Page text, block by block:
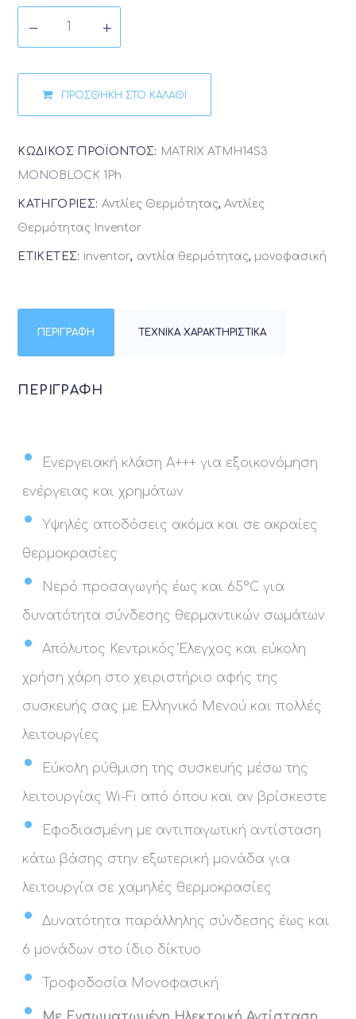
ΠΡΟΣΘΉΚΗ ΣΤΟ ΚΑΛΆΘΙ
ΚΩΔΙΚΌΣ ΠΡΟΪΌΝΤΟΣ: MATRIX ATMH14S3
MONOBLOCK 1Ph
ΚΑΤΗΓΟΡΊΕΣ: Αντλίες Θερμότητας,Αντλίες
Θερμότητας Inventor
ΕΤΙΚΈΤΕΣ: inventor, αντλία θερμότητας, μονοφασική
ΠΕΡΙΓΡΑΦΉ ΤΕΧΝΙΚΆ ΧΑΡΑΚΤΗΡΙΣΤΙΚΆ
ΠΕΡΙΓΡΑΦΉ
Ενεργειακή κλάση Α+++ για εξοικονόμηση
ενέργειας και χρημάτων
Υψηλές αποδόσεις ακόμα και σε ακραίες
θερμοκρασίες
Νερό προσαγωγής έως και 65°C για
δυνατότητα σύνδεσης θερμαντικών σωμάτων
Απόλυτος Κεντρικός Έλεγχος και εύκολη
χρήση χάρη στο χειριστήριο αφής της
συσκευής σας με Ελληνικό Μενού και πολλές
λειτουργίες
Εύκολη ρύθμιση της συσκευής μέσω της
λειτουργίας Wi-Fi από όπου και αν βρίσκεστε
Εφοδιασμένη με αντιπαγωτική αντίσταση
κάτω βάσης στην εξωτερική μονάδα για
λειτουργία σε χαμηλές θερμοκρασίες
Δυνατότητα παράλληλης σύνδεσης έως και
6 μονάδων στο ίδιο δίκτυο
Τροφοδοσία Μονοφασική